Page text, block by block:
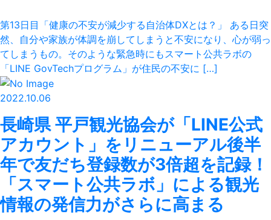
第13日目「健康の不安が減少する自治体DXとは？」 ある日突
然、自分や家族が体調を崩してしまうと不安になり、心が弱っ
てしまうもの。そのような緊急時にもスマート公共ラボの
「LINE GovTechプログラム」が住民の不安に […]
2022.10.06
長崎県 平戸観光協会が「LINE公式
アカウント」をリニューアル後半
年で友だち登録数が3倍超を記録！
「スマート公共ラボ」による観光
情報の発信力がさらに高まる